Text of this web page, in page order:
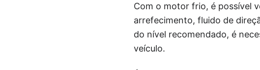
Com o motor frio, é possível
arrefecimento, fluido de
do nível recomendado, é
veículo.